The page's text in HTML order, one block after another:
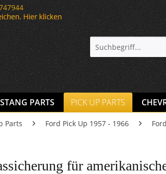
PARTS PICK UP PARTS
Parts Ford Pick Up 1957 - 1966
für